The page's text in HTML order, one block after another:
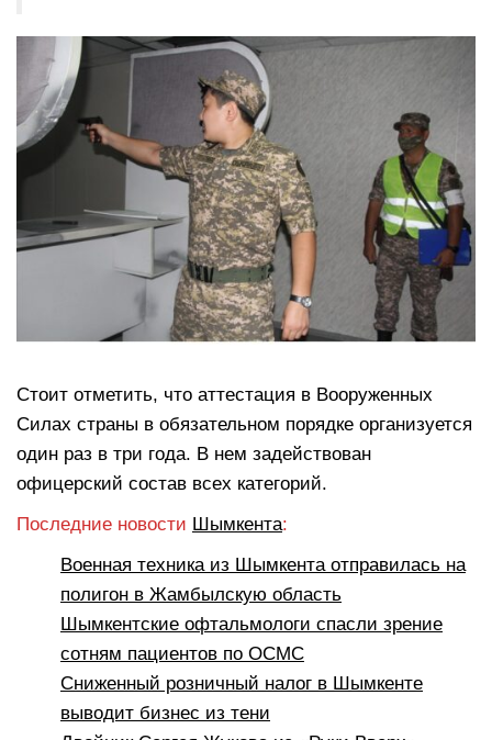
Стоит отметить, что аттестация в Вооруженных
Силах страны в обязательном порядке организуется
один раз в три года. В нем задействован
офицерский состав всех категорий.
Последние новости Шымкента:
Военная техника из Шымкента отправилась на
полигон в Жамбылскую область
Шымкентские офтальмологи спасли зрение
сотням пациентов по ОСМС
Сниженный розничный налог в Шымкенте
выводит бизнес из тени